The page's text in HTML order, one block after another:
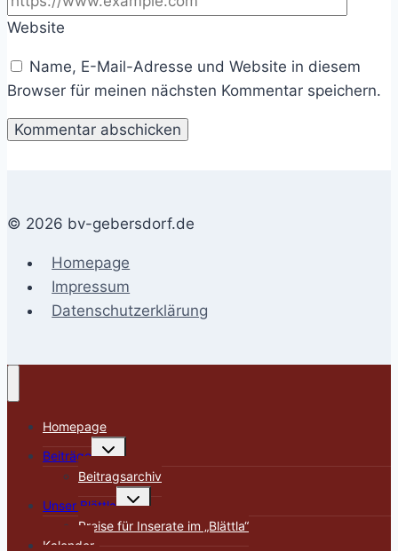
Website
Name, E-Mail-Adresse und Website in diesem
Browser für meinen nächsten Kommentar speichern.
© 2026 bv-gebersdorf.de
Homepage
Impressum
Datenschutzerklärung
Homepage
Beiträge
Untermenü
umschalten
Beitragsarchiv
Unser Blättla
Untermenü
umschalten
Preise für Inserate im „Blättla“
Kalender